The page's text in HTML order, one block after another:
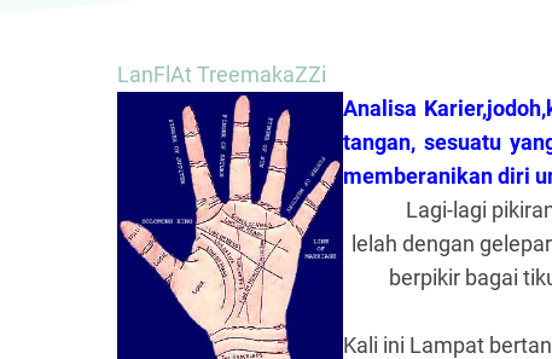
LanFlAt TreemakaZZi
Analisa
tangan, sesuatu
memberanikan diri
Lagi-lagi
lelah dengan
berpikir bagai
Kali ini Lampat